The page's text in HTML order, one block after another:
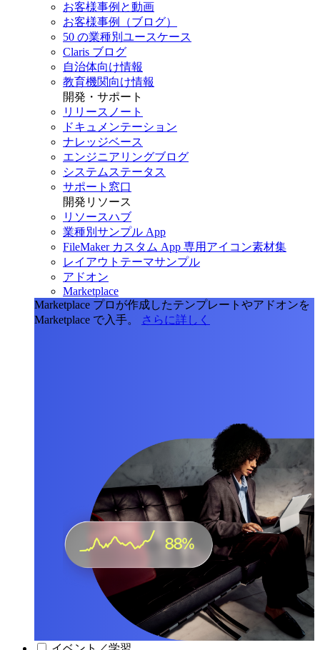
お客様事例と動画
お客様事例（ブログ）
50 の業種別ユースケース
Claris ブログ
自治体向け情報
教育機関向け情報
開発・サポート
リリースノート
ドキュメンテーション
ナレッジベース
エンジニアリングブログ
システムステータス
サポート窓口
開発リソース
リソースハブ
業種別サンプル App
FileMaker カスタム App 専用アイコン素材集
レイアウトテーマサンプル
アドオン
Marketplace
Marketplace プロが作成したテンプレートやアドオンを
Marketplace で入手。
さらに詳しく